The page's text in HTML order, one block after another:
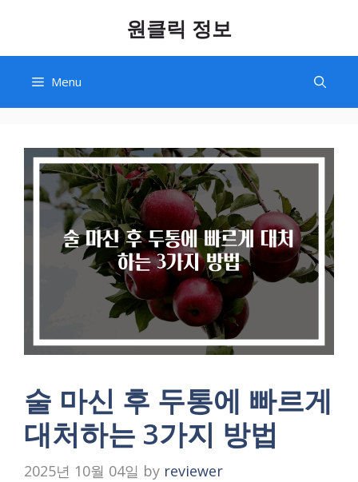
content
원클릭 정보
Menu
술 마신 후 두통에 빠르게
대처하는 3가지 방법
2025년 10월 04일 by reviewer